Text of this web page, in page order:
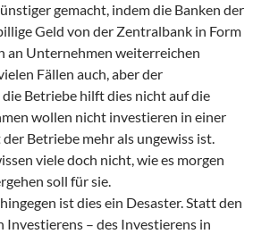
gemacht, indem die Banken der
Geld von der Zentralbank in Form
an Unternehmen weiterreichen
Fällen auch, aber der
Betriebe hilft dies nicht auf die
wollen nicht investieren in einer
Betriebe mehr als ungewiss ist.
viele doch nicht, wie es morgen
soll für sie.
ist dies ein Desaster. Statt den
Investierens – des Investierens in